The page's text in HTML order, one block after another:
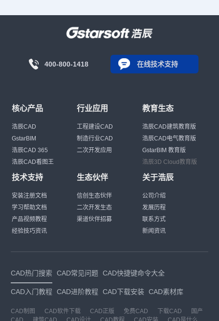
400-800-1418 在线技术支持
核心产品
浩辰CAD
GstarBIM
浩辰CAD 365
浩辰CAD看图王
行业应用
工程建设CAD
制造行业CAD
二次开发应用
教育生态
浩辰CAD建筑教育版
浩辰CAD电气教育版
GstarBIM 教育版
浩辰3D Cloud教育版
技术支持
安装注册文档
学习帮助文档
产品视频教程
经验技巧资讯
生态伙伴
信创生态伙伴
二次开发生态
渠道伙伴招募
关于浩辰
公司介绍
发展历程
联系方式
新闻资讯
CAD热门搜索 CAD常见问题 CAD快捷键命令大全
CAD入门教程 CAD进阶教程 CAD下载安装 CAD素材库
CAD制图 CAD软件下载 CAD正版 免费CAD 下载CAD
国产